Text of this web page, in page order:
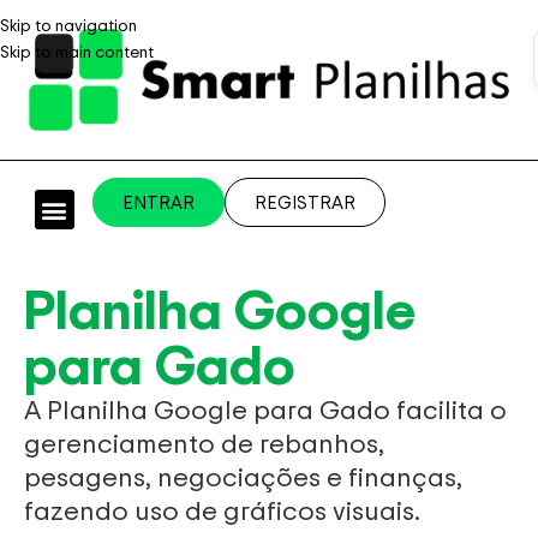
Skip to navigation
Skip to main content
ENTRAR REGISTRAR
Planilha Google
para Gado
A Planilha Google para Gado facilita o
gerenciamento de rebanhos,
pesagens, negociações e finanças,
fazendo uso de gráficos visuais.